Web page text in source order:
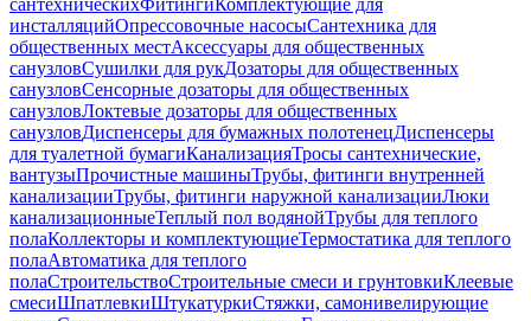
сантехническихФитингиКомплектующие для
инсталляцийОпрессовочные насосыСантехника для
общественных местАксессуары для общественных
санузловСушилки для рукДозаторы для общественных
санузловСенсорные дозаторы для общественных
санузловЛоктевые дозаторы для общественных
санузловДиспенсеры для бумажных полотенецДиспенсеры
для туалетной бумагиКанализацияТросы сантехнические,
вантузыПрочистные машиныТрубы, фитинги внутренней
канализацииТрубы, фитинги наружной канализацииЛюки
канализационныеТеплый пол водянойТрубы для теплого
полаКоллекторы и комплектующиеТермостатика для теплого
полаАвтоматика для теплого
полаСтроительствоСтроительные смеси и грунтовкиКлеевые
смесиШпатлевкиШтукатуркиСтяжки, самонивелирующие